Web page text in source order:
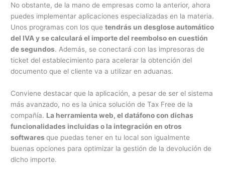
No obstante, de la mano de empresas como la anterior, ahora
puedes implementar aplicaciones especializadas en la materia.
Unos programas con los quetendrás un desglose automático
del IVA y se calculará el importe del reembolso en cuestión
de segundos. Además, se conectará con las impresoras de
ticket del establecimiento para acelerar la obtención del
documento que el cliente va a utilizar en aduanas.
Conviene destacar que la aplicación, a pesar de ser el sistema
más avanzado, no es la única solución de Tax Free de la
compañía. La herramienta web, el datáfono con dichas
funcionalidades incluidas o la integración en otros
softwaresque puedas tener en tu local son igualmente
buenas opciones para optimizar la gestión de la devolución de
dicho importe.